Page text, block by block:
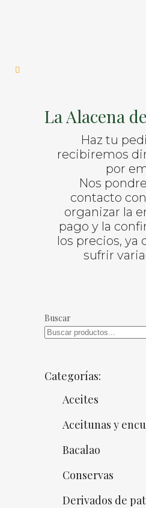
La Alacena
Haz tu
recibiremos
por
Nos
contacto
organizar la
pago y la
los precios, ya
sufrir
Buscar
Categorías:
Aceites
Aceitunas y
Bacalao
Conservas
Derivados de